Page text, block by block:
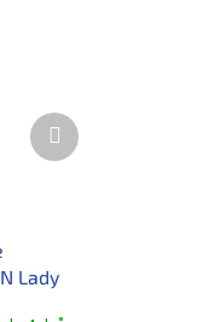
Lady
Další
produkt